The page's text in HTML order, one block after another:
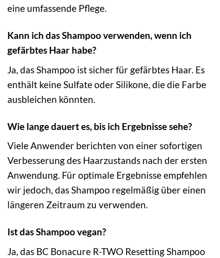
eine umfassende Pflege.
Kann ich das Shampoo verwenden, wenn ich
gefärbtes Haar habe?
Ja, das Shampoo ist sicher für gefärbtes Haar. Es
enthält keine Sulfate oder Silikone, die die Farbe
ausbleichen könnten.
Wie lange dauert es, bis ich Ergebnisse sehe?
Viele Anwender berichten von einer sofortigen
Verbesserung des Haarzustands nach der ersten
Anwendung. Für optimale Ergebnisse empfehlen
wir jedoch, das Shampoo regelmäßig über einen
längeren Zeitraum zu verwenden.
Ist das Shampoo vegan?
Ja, das BC Bonacure R-TWO Resetting Shampoo